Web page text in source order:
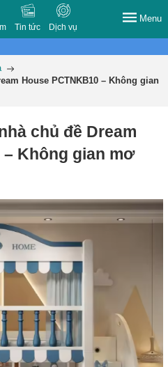
Tin tức Dịch vụ
Menu
House PCTNKB10 – Không gian
chủ đề Dream
– Không gian mơ